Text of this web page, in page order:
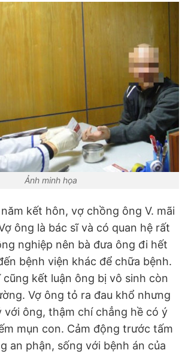
Ảnh minh họa
kết hôn, vợ chồng ông V. mãi
ông là bác sĩ và có quan hệ rất
nghiệp nên bà đưa ông đi hết
bệnh viện khác để chữa bệnh.
kết luận ông bị vô sinh còn
Vợ ông tỏ ra đau khổ nhưng
với ông, thậm chí chẳng hề có ý
mụn con. Cảm động trước tấm
an phận, sống với bệnh án của